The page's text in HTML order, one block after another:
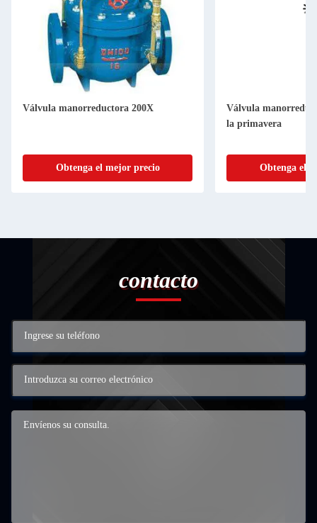
Válvula manorreductora 200X
Obtenga el mejor precio
Válvula
la primavera
Obtenga el
contacto